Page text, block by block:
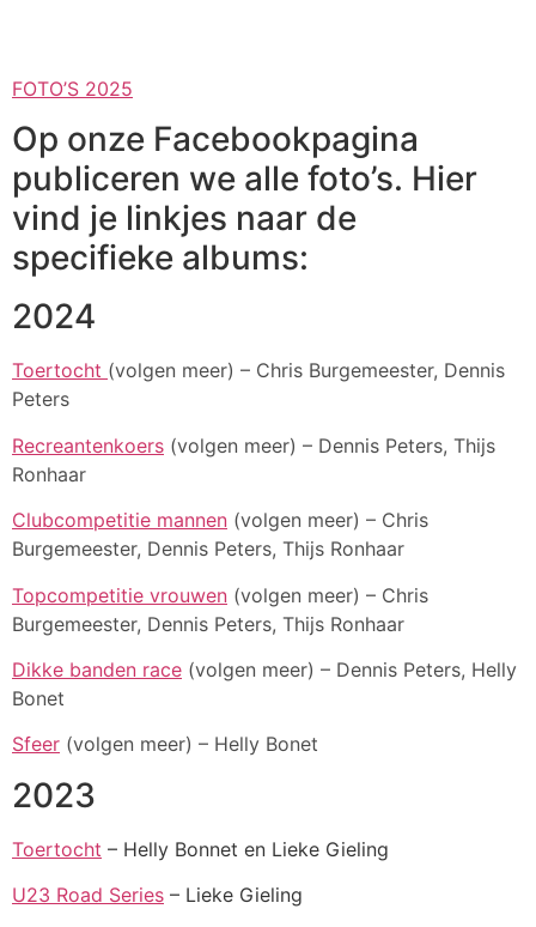
FOTO’S 2025
Op onze Facebookpagina
publiceren we alle foto’s. Hier
vind je linkjes naar de
specifieke albums:
2024
Toertocht (volgen meer) – Chris Burgemeester, Dennis
Peters
Recreantenkoers (volgen meer) – Dennis Peters, Thijs
Ronhaar
Clubcompetitie mannen (volgen meer) – Chris
Burgemeester, Dennis Peters, Thijs Ronhaar
Topcompetitie vrouwen (volgen meer) – Chris
Burgemeester, Dennis Peters, Thijs Ronhaar
Dikke banden race (volgen meer) – Dennis Peters, Helly
Bonet
Sfeer (volgen meer) – Helly Bonet
2023
Toertocht – Helly Bonnet en Lieke Gieling
U23 Road Series – Lieke Gieling